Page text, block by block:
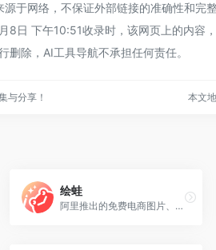
于网络，不保证外部链接的准确性和完
8日 下午10:51收录时，该网页上的内容
除，AI工具导航不承担任何责任。
与分享！ 本文
绘蛙
阿里推出的免费电商图片、视频创作平台，支持高清商品图生成与营销视频制作。